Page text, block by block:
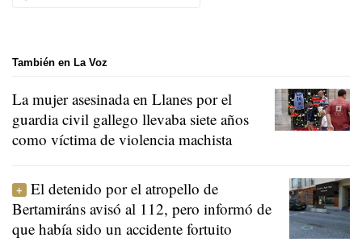
También en La Voz
La mujer asesinada en Llanes por el
guardia civil gallego llevaba siete años
como víctima de violencia machista
El detenido por el atropello de
Bertamiráns avisó al 112, pero informó de
que había sido un accidente fortuito